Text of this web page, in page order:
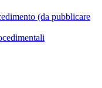
(da pubblicare